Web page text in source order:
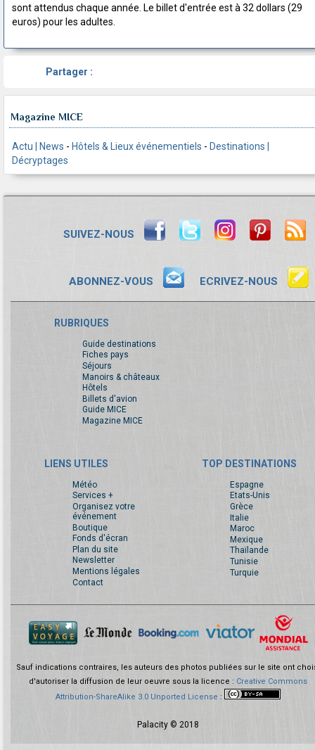
sont attendus chaque année. Le billet d'entrée est à 32 dollars (29
euros) pour les adultes.
Partager :
Magazine MICE
Actu | News - Hôtels & Lieux événementiels - Destinations |
Décryptages
SUIVEZ-NOUS
ABONNEZ-VOUS ECRIVEZ-NOUS
RUBRIQUES
Guide destinations
Fiches pays
Séjours
Manoirs & châteaux
Hôtels
Billets d'avion
Guide MICE
Magazine MICE
LIENS UTILES
Météo
Services +
Organisez votre
événement
Boutique
Fonds d'écran
Plan du site
Newsletter
Mentions légales
Contact
TOP DESTINATIONS
Espagne
Etats-Unis
Grèce
Italie
Maroc
Mexique
Thaïlande
Tunisie
Turquie
Sauf indications contraires, les auteurs des photos publiées sur le site ont
d'autoriser la diffusion de leur oeuvre sous la licence : Creative Commons
Attribution-ShareAlike 3.0 Unported License :
Palacity © 2018